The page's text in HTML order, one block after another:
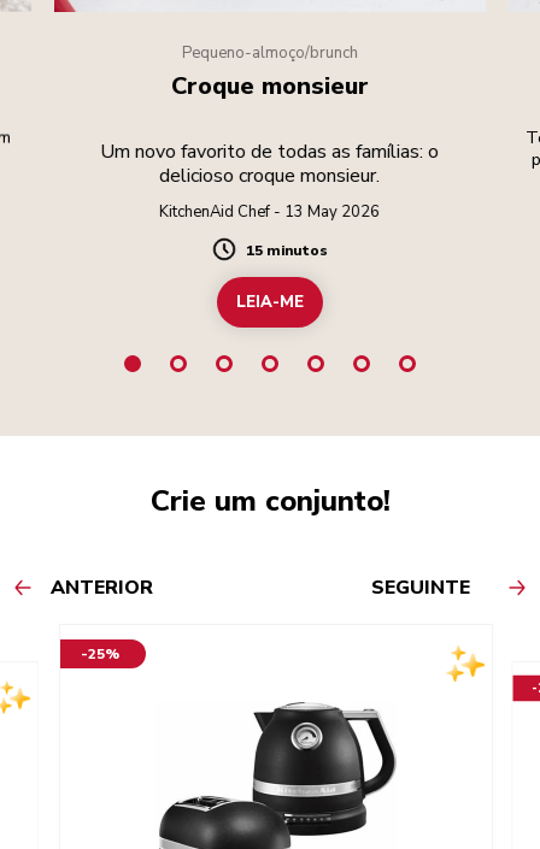
Pequeno-almoço/brunch
Croque monsieur
Um novo favorito de todas as famílias: o
delicioso croque monsieur.
KitchenAid Chef - 13 May 2026
Duration
15 minutos
LEIA-ME
Crie um conjunto!
ANTERIOR SEGUINTE
-25%
-